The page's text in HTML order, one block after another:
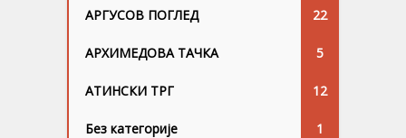
АРГУСОВ ПОГЛЕД 22
АРХИМЕДОВА ТАЧКА 5
АТИНСКИ ТРГ 12
Без категорије 1